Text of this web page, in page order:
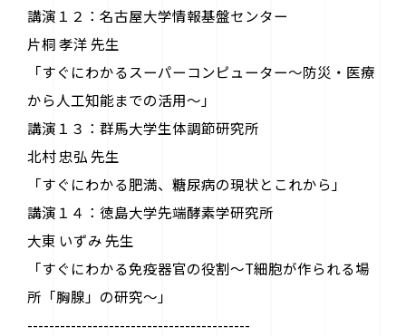
講演１２：名古屋大学情報基盤センター
片桐 孝洋 先生
「すぐにわかるスーパーコンピューター～防災・医療
から人工知能までの活用～」
講演１３：群馬大学生体調節研究所
北村 忠弘 先生
「すぐにわかる肥満、糖尿病の現状とこれから」
講演１４：徳島大学先端酵素学研究所
大東 いずみ 先生
「すぐにわかる免疫器官の役割～T細胞が作られる場
所「胸腺」の研究～」
-----------------------------------------